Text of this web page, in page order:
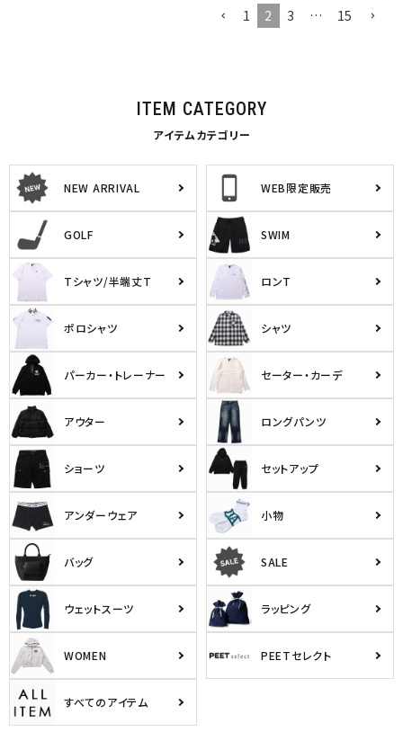
1
2 3 … 15
ITEM CATEGORY
アイテムカテゴリー
NEW ARRIVAL WEB限定販売
GOLF SWIM
Tシャツ/半端丈T ロンT
ポロシャツ シャツ
パーカー・トレーナー セーター・カーデ
アウター ロングパンツ
ショーツ セットアップ
アンダーウェア 小物
バッグ SALE
ウェットスーツ ラッピング
WOMEN PEETセレクト
すべてのアイテム